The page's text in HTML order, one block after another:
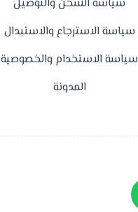
سياسة الشحن والتوصيل
سياسة الاسترجاع والاستبدال
سياسة الاستخدام والخصوصية
المدونة